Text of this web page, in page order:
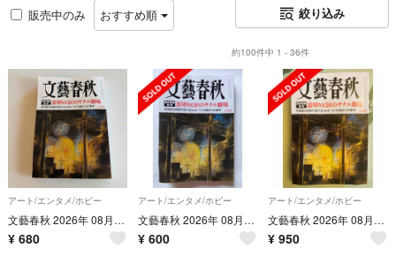
販売中のみ おすすめ順 絞り込み
約100件中 1 - 36件
アート/エンタメ/ホビー
文藝春秋 2026年 08月号 [雑誌]
¥ 680
アート/エンタメ/ホビー
文藝春秋 2026年 08月号 [雑誌]
¥ 600
アート/エンタメ/ホビー
文藝春秋 2026年 08月号 [雑誌] 最新号
¥ 950